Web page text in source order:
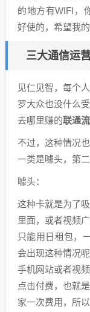
的地方有WIFI，
好使的，希望我
三大通信运
见仁见智，每个
罗大众也没什么
去哪里赚的联通
不过，这种情况
一类是噱头，第
噱头：
这种卡就是为了
里面，或者视频
只能用日租包，
会出现这种情况呢
手机网站或者视
点击付费，也就
家一次费用，所